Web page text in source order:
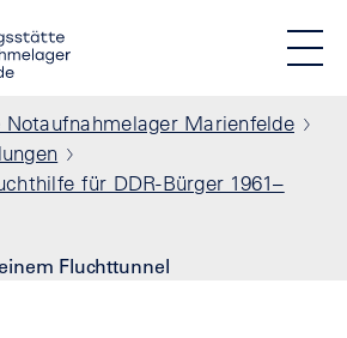
MAUER Marienfelde
Marienfelde
für DDR-Bürger 1961–